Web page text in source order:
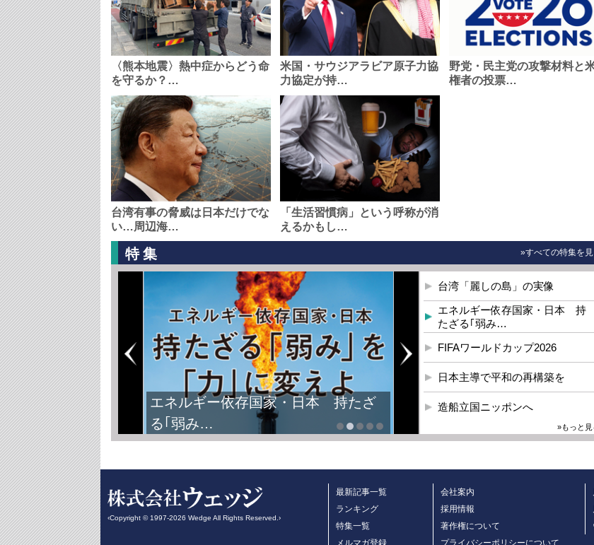
〈熊本地震〉熱中症からどう命
を守るか？…
米国・サウジアラビア原子力協
力協定が持…
野党・民主党の攻撃材料と
権者の投票…
台湾有事の脅威は日本だけでな
い…周辺海…
「生活習慣病」という呼称が消
えるかもし…
特集 »すべての特集を
エネルギー依存国家・日本 持たざ
る｢弱み…
台湾「麗しの島」の実像
エネルギー依存国家・日本 持
たざる｢弱み…
FIFAワールドカップ2026
日本主導で平和の再構築を
造船立国ニッポンへ
»もっと見
‹Copyright © 1997-2026 Wedge All Rights Reserved.›
最新記事一覧
ランキング
特集一覧
メルマガ登録
会社案内
採用情報
著作権について
プライバシーポリシーについて